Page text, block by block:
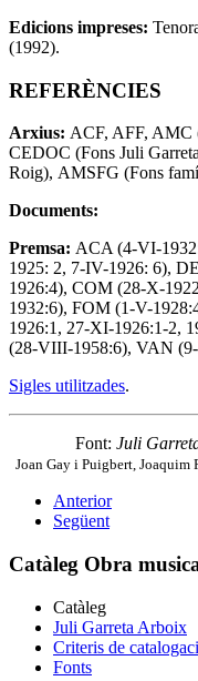
Edicions impreses:
(1992).
REFERÈNCIES
Arxius: ACF, AFF, AMC
CEDOC (Fons Juli
Roig), AMSFG (Fons
Documents:
Premsa: ACA (4-VI-
1925: 2, 7-IV-1926: 6),
1926:4), COM (28-X-
1932:6), FOM (1-V-
1926:1, 27-XI-1926:1-2,
(28-VIII-1958:6), VAN
Sigles utilitzades.
Font: Juli
Joan Gay i Puigbert,
Anterior
Següent
Catàleg Obra
Catàleg
Juli Garreta Arboix
Criteris de
Fonts